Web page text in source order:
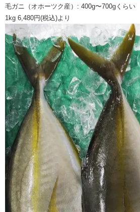
毛ガニ（オホーツク産）: 400g〜700gくらい
1kg 6,480円(税込)より